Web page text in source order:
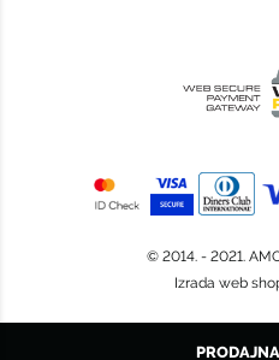
© 2014. - 2021.
Izrada web